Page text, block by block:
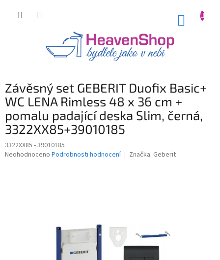
Závěsný set GEBERIT Duofix Basic+
WC LENA Rimless 48 x 36 cm +
pomalu padající deska Slim, černá,
3322XX85+39010185
3322XX85 - 39010185
Průměrné
Neohodnoceno Podrobnosti hodnocení Značka: Geberit